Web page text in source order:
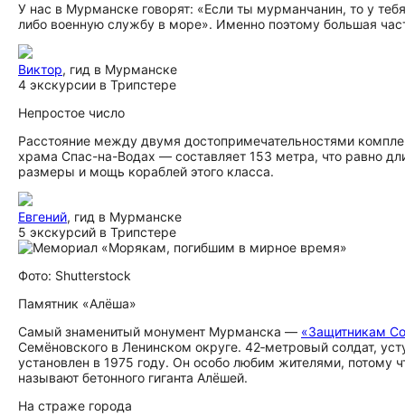
У нас в Мурманске говорят: «Если ты мурманчанин, то у
либо военную службу в море». Именно поэтому большая
Виктор, гид в Мурманске
4 экскурсии в Трипстере
Непростое число
Расстояние между двумя до­сто­при­ме­ча­тель­но­стями
храма Спас-на-Водах — составляет 153 метра, что равно
размеры и мощь кораблей этого класса.
Евгений, гид в Мурманске
5 экскурсий в Трипстере
Фото: Shutterstock
Памятник «Алёша»
Самый знаменитый монумент Мурманска — «Защитникам
Семёновского в Ленинском округе. 42‑метровый солдат,
установлен в 1975 году. Он особо любим жителями, потому
называют бетонного гиганта Алёшей.
На страже города